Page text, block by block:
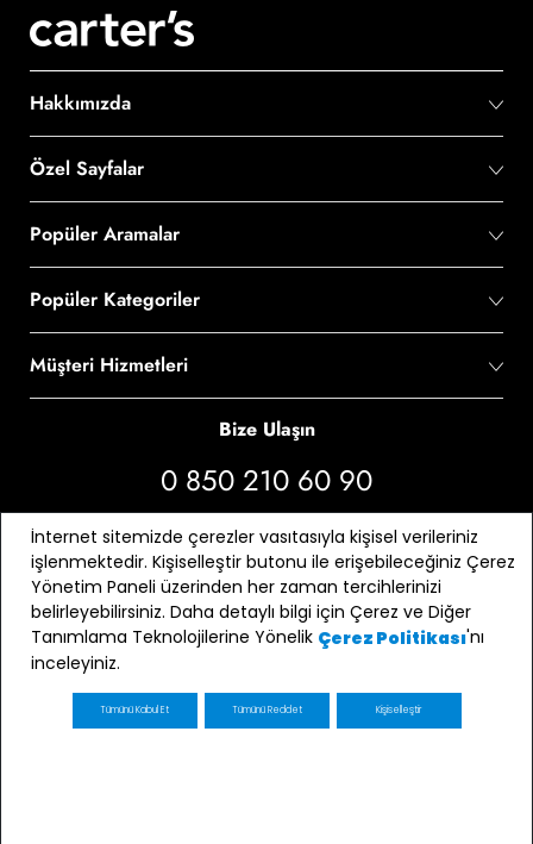
Hakkımızda
Özel Sayfalar
Popüler Aramalar
Popüler Kategoriler
Müşteri Hizmetleri
Bize Ulaşın
0 850 210 60 90
Bizi Takip Edin
İnternet sitemizde çerezler vasıtasıyla kişisel verileriniz
işlenmektedir. Kişiselleştir butonu ile erişebileceğiniz Çerez
Yönetim Paneli üzerinden her zaman tercihlerinizi
belirleyebilirsiniz. Daha detaylı bilgi için Çerez ve Diğer
Tanımlama Teknolojilerine Yönelik Çerez Politikası'nı
inceleyiniz.
Tümünü Kabul Et Tümünü Reddet Kişiselleştir